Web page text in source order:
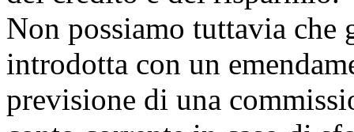
Non possiamo tuttavia che
introdotta con un
previsione di una